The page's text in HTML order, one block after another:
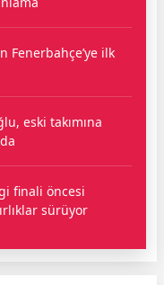
Fenerbahçe’ye ilk
eski takımına
finali öncesi
sürüyor